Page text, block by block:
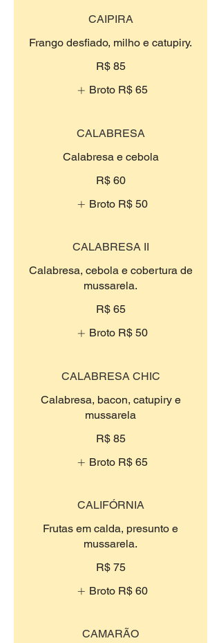
CAIPIRA
Frango desfiado, milho e catupiry.
R$ 85
Broto R$ 65
CALABRESA
Calabresa e cebola
R$ 60
Broto R$ 50
CALABRESA II
Calabresa, cebola e cobertura de
mussarela.
R$ 65
Broto R$ 50
CALABRESA CHIC
Calabresa, bacon, catupiry e
mussarela
R$ 85
Broto R$ 65
CALIFÓRNIA
Frutas em calda, presunto e
mussarela.
R$ 75
Broto R$ 60
CAMARÃO